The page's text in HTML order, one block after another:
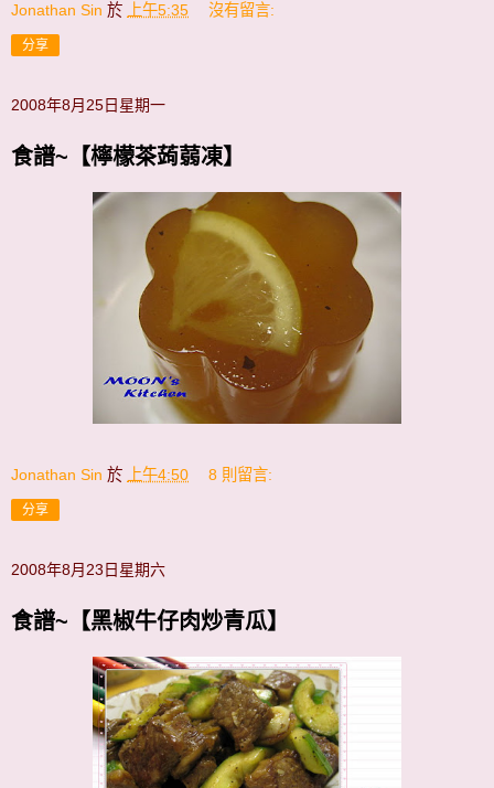
Jonathan Sin 於 上午5:35 沒有留言:
分享
2008年8月25日星期一
食譜~【檸檬茶蒟蒻凍】
Jonathan Sin 於 上午4:50 8 則留言:
分享
2008年8月23日星期六
食譜~【黑椒牛仔肉炒青瓜】